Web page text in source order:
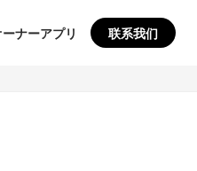
ナーアプリ 联系我们